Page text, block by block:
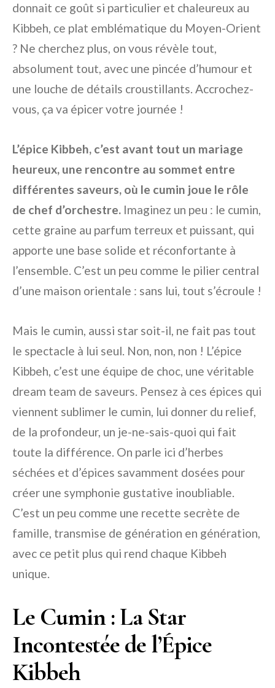
donnait ce goût si particulier et chaleureux au
Kibbeh, ce plat emblématique du Moyen-Orient
? Ne cherchez plus, on vous révèle tout,
absolument tout, avec une pincée d’humour et
une louche de détails croustillants. Accrochez-
vous, ça va épicer votre journée !
L’épice Kibbeh, c’est avant tout un mariage
heureux, une rencontre au sommet entre
différentes saveurs, où le cumin joue le rôle
de chef d’orchestre. Imaginez un peu : le cumin,
cette graine au parfum terreux et puissant, qui
apporte une base solide et réconfortante à
l’ensemble. C’est un peu comme le pilier central
d’une maison orientale : sans lui, tout s’écroule !
Mais le cumin, aussi star soit-il, ne fait pas tout
le spectacle à lui seul. Non, non, non ! L’épice
Kibbeh, c’est une équipe de choc, une véritable
dream team de saveurs. Pensez à ces épices qui
viennent sublimer le cumin, lui donner du relief,
de la profondeur, un je-ne-sais-quoi qui fait
toute la différence. On parle ici d’herbes
séchées et d’épices savamment dosées pour
créer une symphonie gustative inoubliable.
C’est un peu comme une recette secrète de
famille, transmise de génération en génération,
avec ce petit plus qui rend chaque Kibbeh
unique.
Le Cumin : La Star
Incontestée de l’Épice
Kibbeh